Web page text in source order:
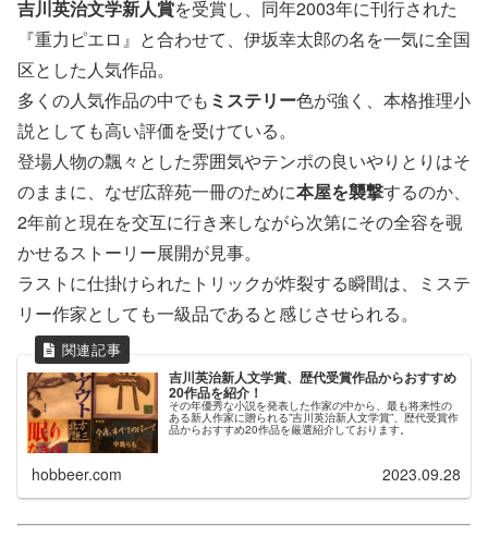
吉川英治文学新人賞を受賞し、同年2003年に刊行された
『重力ピエロ』と合わせて、伊坂幸太郎の名を一気に全国
区とした人気作品。
多くの人気作品の中でも ミステリー色が強く、本格推理小
説としても高い評価を受けている。
登場人物の飄々とした雰囲気やテンポの良いやりとりはそ
のままに、なぜ広辞苑一冊のために本屋を襲撃するのか、
2年前と現在を交互に行き来しながら次第にその全容を覗
かせるストーリー展開が見事。
ラストに仕掛けられたトリックが炸裂する瞬間は、ミステ
リー作家としても一級品であると感じさせられる。
吉川英治新人文学賞、歴代受賞作品からおすすめ
20作品を紹介！
その年優秀な小説を発表した作家の中から、最も将来性の
ある新人作家に贈られる”吉川英治新人文学賞”、歴代受賞作
品からおすすめ20作品を厳選紹介しております。
hobbeer.com 2023.09.28